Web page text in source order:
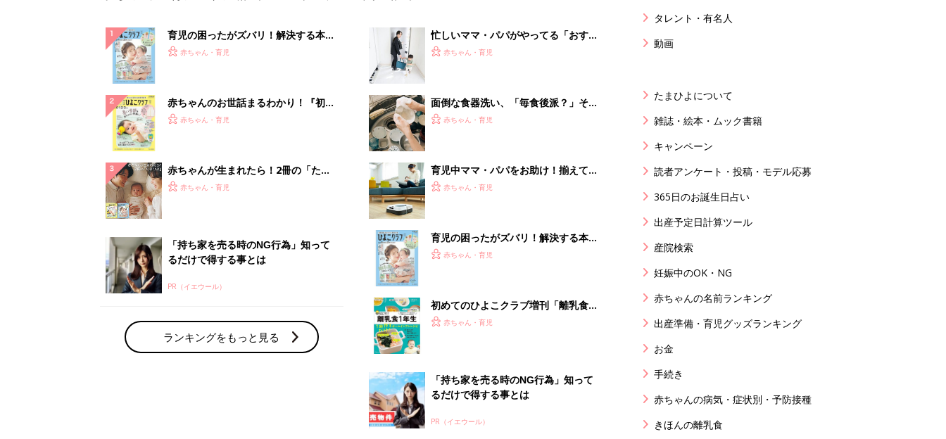
るだけで得する事とは
PR（イエウール）
ランキングをもっと見る
になるまで、育児に役立つ情報がいっ
ぱい！
シピ」
るだけで得する事とは
PR（イエウール）
赤ちゃん・育児の人気テーマ
育児日記・マンガ
離乳食はいつから？進め方は？「たまひよ きほんの離
授乳の悩みや初めての離乳食作りに役立つ
子育てとお金
タレント・有名人
動画
たまひよについて
雑誌・絵本・ムック書籍
キャンペーン
読者アンケート・投稿・モデル応募
365日のお誕生日占い
出産予定日計算ツール
産院検索
妊娠中のOK・NG
赤ちゃんの名前ランキング
出産準備・育児グッズランキング
お金
手続き
赤ちゃんの病気・症状別・予防接種
きほんの離乳食